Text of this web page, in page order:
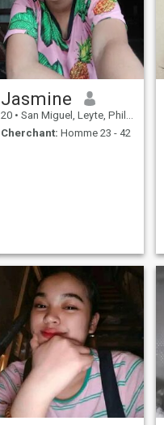
Jasmine
20 • San Miguel, Leyte, Philippines
Cherchant: Homme 23 - 42